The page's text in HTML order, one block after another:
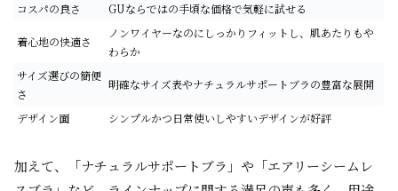
コスパの良さ
GUならではの手頃な価格で気軽に試せる
着心地の快適さ
ノンワイヤーなのにしっかりフィットし、肌あたりもや
わらか
サイズ選びの簡便
さ
明確なサイズ表やナチュラルサポートブラの豊富な展開
デザイン面 シンプルかつ日常使いしやすいデザインが好評
加えて、「ナチュラルサポートブラ」や「エアリーシームレ